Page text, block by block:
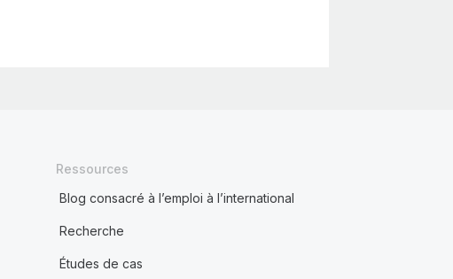
Ressources
Blog consacré à l’emploi à l’international
Recherche
Études de cas